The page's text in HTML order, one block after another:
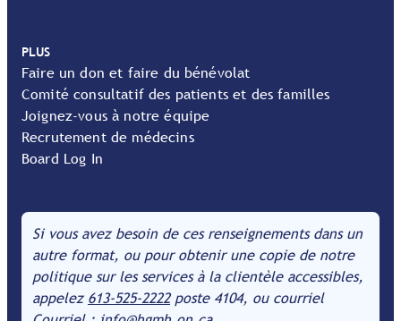
PLUS
Faire un don et faire du bénévolat
Comité consultatif des patients et des familles
Joignez-vous à notre équipe
Recrutement de médecins
Board Log In
Si vous avez besoin de ces renseignements dans un
autre format, ou pour obtenir une copie de notre
politique sur les services à la clientèle accessibles,
appelez 613-525-2222poste 4104, ou courriel